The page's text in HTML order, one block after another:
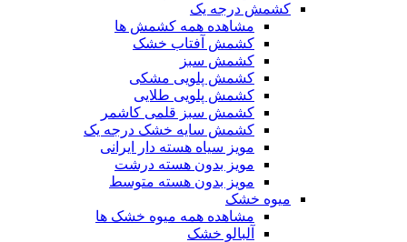
کشمش درجه یک
مشاهده همه کشمش ها
کشمش آفتاب خشک
کشمش سبز
کشمش پلویی مشکی
کشمش پلویی طلایی
کشمش سبز قلمی کاشمر
کشمش سایه خشک درجه یک
مویز سیاه هسته دار ایرانی
مویز بدون هسته درشت
مویز بدون هسته متوسط
میوه خشک
مشاهده همه میوه خشک ها
آلبالو خشک